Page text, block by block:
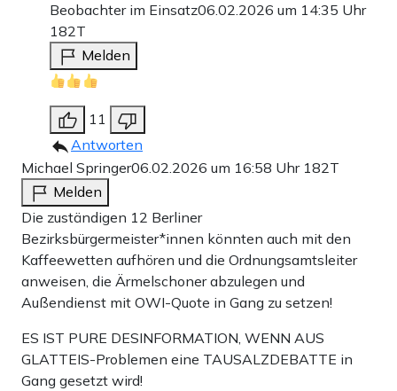
Beobachter im Einsatz06.02.2026 um 14:35 Uhr
182T
Melden
11
Antworten
Michael Springer06.02.2026 um 16:58 Uhr 182T
Melden
Die zuständigen 12 Berliner
Bezirksbürgermeister*innen könnten auch mit den
Kaffeewetten aufhören und die Ordnungsamtsleiter
anweisen, die Ärmelschoner abzulegen und
Außendienst mit OWI-Quote in Gang zu setzen!
ES IST PURE DESINFORMATION, WENN AUS
GLATTEIS-Problemen eine TAUSALZDEBATTE in
Gang gesetzt wird!